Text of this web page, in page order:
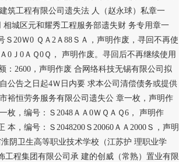
筑工程有限公司遗失法 人（赵永球）私章一
城区元和耀秀工程服务部遗失财 务专用章一
20Ｗ0 ＱＡ2Ａ88ＳＡ，声明作废，寻回不再使
0Ｊ0ＡＱ0Ｑ， 声明作废。寻回后不再继续使用
：2600，声明作废 合网络科技无锡有限公司拟
公告之日起4Ｗ日内要 求本公司清偿债务或提供
裕恒劳务服务有限公司遗失公 章一枚，声明作
枚，编号：Ｓ2048ＡＡ0ＷＱＡＱ6， 声明作
，编号：Ｓ2048200Ｓ20060ＡＡ2000Ｓ，声明
阴卫生高等职业技术学校（江苏护 理职业学
工程集团有限公司承 建的创威（常熟）置业有限